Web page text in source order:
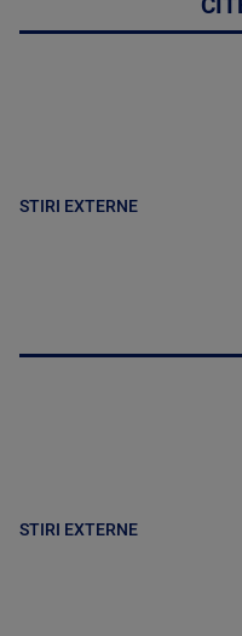
STIRI EXTERNE
STIRI EXTERNE